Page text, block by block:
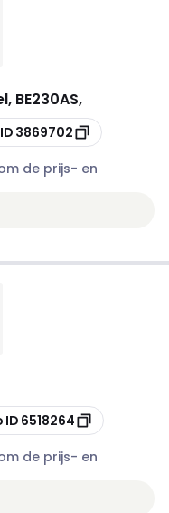
BE230AS,
3869702
de prijs- en
ID 6518264
de prijs- en